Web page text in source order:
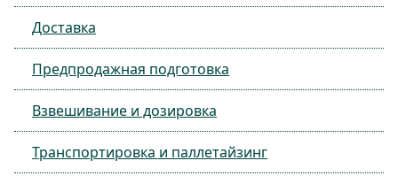
Доставка
Предпродажная подготовка
Взвешивание и дозировка
Транспортировка и паллетайзинг